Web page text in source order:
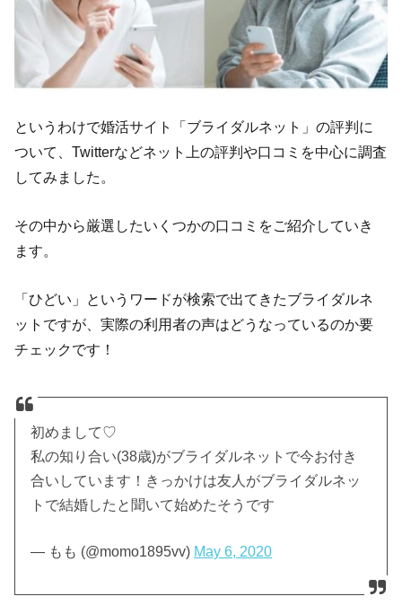
というわけで婚活サイト「ブライダルネット」の評判に
ついて、Twitterなどネット上の評判や口コミを中心に調査
してみました。
その中から厳選したいくつかの口コミをご紹介していき
ます。
「ひどい」というワードが検索で出てきたブライダルネ
ットですが、実際の利用者の声はどうなっているのか要
チェックです！
初めまして♡
私の知り合い(38歳)がブライダルネットで今お付き
合いしています！きっかけは友人がブライダルネッ
トで結婚したと聞いて始めたそうです
— もも (@momo1895vv) May 6, 2020